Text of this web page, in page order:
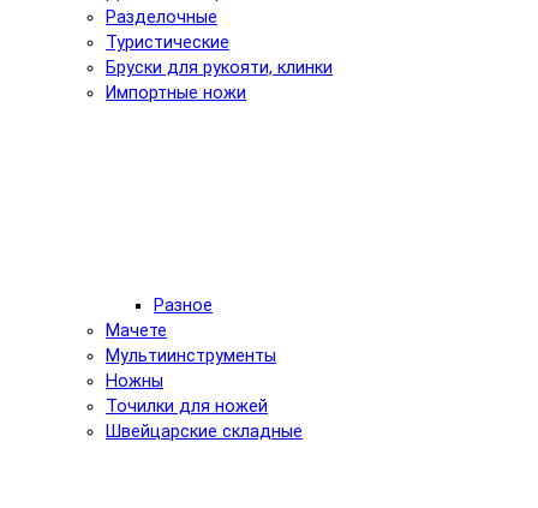
Разделочные
Туристические
Бруски для рукояти, клинки
Импортные ножи
Разное
Мачете
Мультиинструменты
Ножны
Точилки для ножей
Швейцарские складные